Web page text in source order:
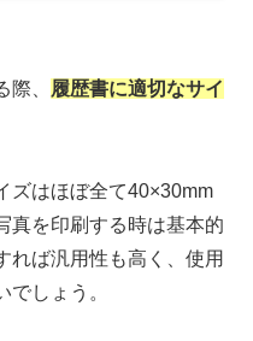
、
履歴書に適切なサイ
ズはほぼ全て40×30mm
真を印刷する時は基本的
れば汎用性も高く、使用
しょう。